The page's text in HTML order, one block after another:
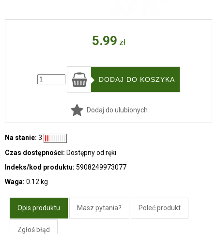
5.99 zł
Dodaj do ulubionych
Na stanie: 3
Czas dostępności: Dostępny od ręki
Indeks/kod produktu: 5908249973077
Waga: 0.12 kg
Opis produktu Masz pytania? Poleć produkt
Zgłoś błąd